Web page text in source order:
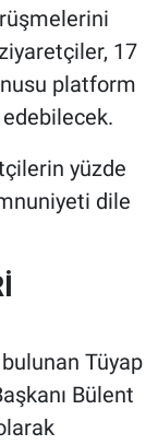
17
platform
yüzde
dile
Tüyap
Bülent